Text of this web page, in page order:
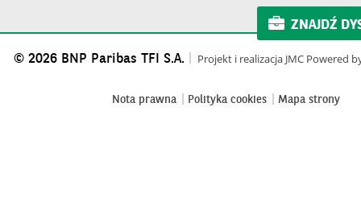
ZNAJDŹ
© 2026 BNP Paribas TFI S.A.
Projekt i realizacja JMC Powered
Nota prawna Polityka cookies Mapa strony